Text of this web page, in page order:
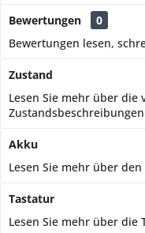
Bewertungen
0
Bewertungen lesen,
Zustand
Lesen Sie mehr über die
Akku
Lesen Sie mehr über
Tastatur
Lesen Sie mehr über die